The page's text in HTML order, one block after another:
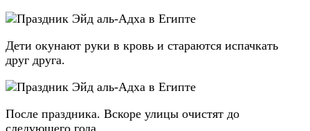
Дети окунают руки в кровь и стараются испачкать
друг друга.
После праздника. Вскоре улицы очистят до